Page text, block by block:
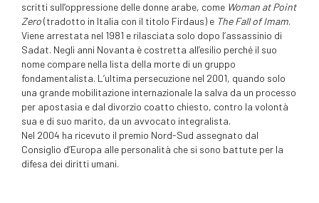
scritti sull’oppressione delle donne arabe, come Woman at Point
Zero(tradotto in Italia con il titolo Firdaus) e The Fall of Imam.
Viene arrestata nel 1981 e rilasciata solo dopo l’assassinio di
Sadat. Negli anni Novanta è costretta all’esilio perché il suo
nome compare nella lista della morte di un gruppo
fondamentalista. L’ultima persecuzione nel 2001, quando solo
una grande mobilitazione internazionale la salva da un processo
per apostasia e dal divorzio coatto chiesto, contro la volontà
sua e di suo marito, da un avvocato integralista.
Nel 2004 ha ricevuto il premio Nord-Sud assegnato dal
Consiglio d’Europa alle personalità che si sono battute per la
difesa dei diritti umani.